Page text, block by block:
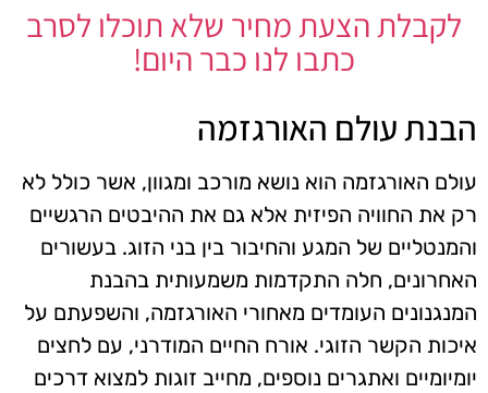
לקבלת הצעת מחיר שלא תוכלו לסרב
כתבו לנו כבר היום!
הבנת עולם האורגזמה
עולם האורגזמה הוא נושא מורכב ומגוון, אשר כולל לא
רק את החוויה הפיזית אלא גם את ההיבטים הרגשיים
והמנטליים של המגע והחיבור בין בני הזוג. בעשורים
האחרונים, חלה התקדמות משמעותית בהבנת
המנגנונים העומדים מאחורי האורגזמה, והשפעתם על
איכות הקשר הזוגי. אורח החיים המודרני, עם לחצים
יומיומיים ואתגרים נוספים, מחייב זוגות למצוא דרכים